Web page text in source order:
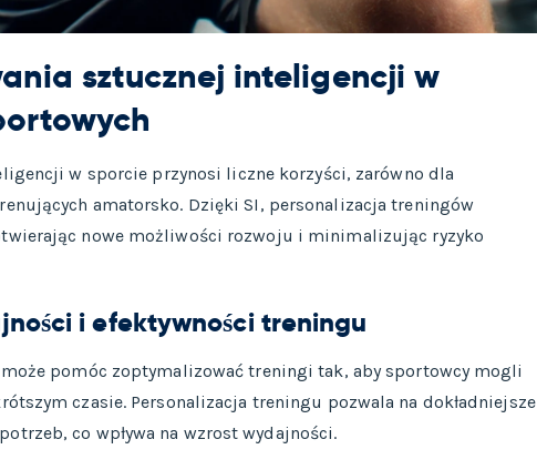
sztucznej inteligencji w
w sporcie przynosi liczne korzyści, zarówno dla
amatorsko. Dzięki SI, personalizacja treningów
nowe możliwości rozwoju i minimalizując ryzyko
i efektywności treningu
pomóc zoptymalizować treningi tak, aby sportowcy mogli
czasie. Personalizacja treningu pozwala na dokładniejsze
co wpływa na wzrost wydajności.